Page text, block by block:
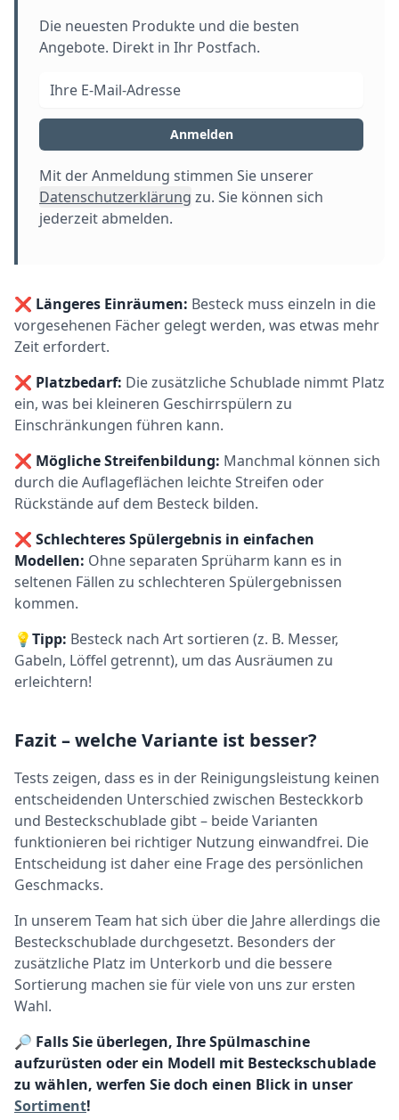
Die neuesten Produkte und die besten
Angebote. Direkt in Ihr Postfach.
E-Mail-Adresse
Anmelden
Mit der Anmeldung stimmen Sie unserer
Datenschutzerklärung zu. Sie können sich
jederzeit abmelden.
❌ Längeres Einräumen: Besteck muss einzeln in die
vorgesehenen Fächer gelegt werden, was etwas mehr
Zeit erfordert.
❌ Platzbedarf: Die zusätzliche Schublade nimmt Platz
ein, was bei kleineren Geschirrspülern zu
Einschränkungen führen kann.
❌ Mögliche Streifenbildung: Manchmal können sich
durch die Auflageflächen leichte Streifen oder
Rückstände auf dem Besteck bilden.
❌ Schlechteres Spülergebnis in einfachen
Modellen: Ohne separaten Sprüharm kann es in
seltenen Fällen zu schlechteren Spülergebnissen
kommen.
💡Tipp: Besteck nach Art sortieren (z. B. Messer,
Gabeln, Löffel getrennt), um das Ausräumen zu
erleichtern!
Fazit – welche Variante ist besser?
Tests zeigen, dass es in der Reinigungsleistung keinen
entscheidenden Unterschied zwischen Besteckkorb
und Besteckschublade gibt – beide Varianten
funktionieren bei richtiger Nutzung einwandfrei. Die
Entscheidung ist daher eine Frage des persönlichen
Geschmacks.
In unserem Team hat sich über die Jahre allerdings die
Besteckschublade durchgesetzt. Besonders der
zusätzliche Platz im Unterkorb und die bessere
Sortierung machen sie für viele von uns zur ersten
Wahl.
🔎 Falls Sie überlegen, Ihre Spülmaschine
aufzurüsten oder ein Modell mit Besteckschublade
zu wählen, werfen Sie doch einen Blick in unser
Sortiment!